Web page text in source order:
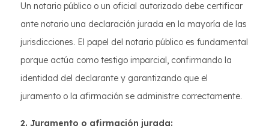
Un notario público o un oficial autorizado debe certificar
ante notario una declaración jurada en la mayoría de las
jurisdicciones. El papel del notario público es fundamental
porque actúa como testigo imparcial, confirmando la
identidad del declarante y garantizando que el
juramento o la afirmación se administre correctamente.
2. Juramento o afirmación jurada: